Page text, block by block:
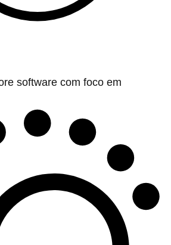
software com foco em